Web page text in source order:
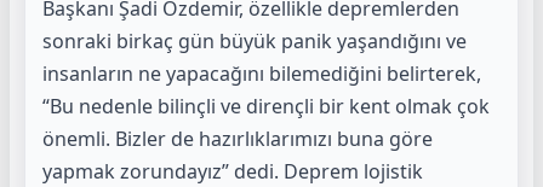
Başkanı Şadi Özdemir, özellikle depremlerden
sonraki birkaç gün büyük panik yaşandığını ve
insanların ne yapacağını bilemediğini belirterek,
“Bu nedenle bilinçli ve dirençli bir kent olmak çok
önemli. Bizler de hazırlıklarımızı buna göre
yapmak zorundayız” dedi. Deprem lojistik